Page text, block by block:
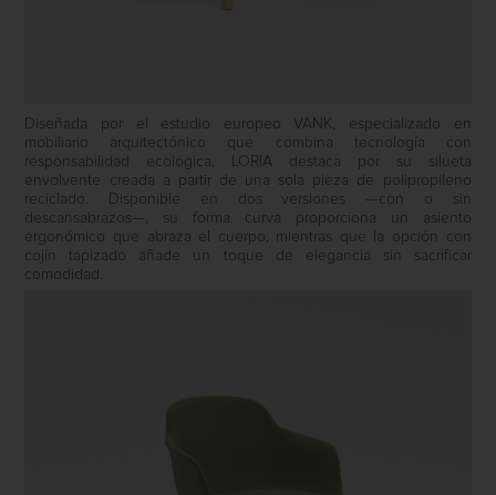
Diseñada por el estudio europeo VANK, especializado en
mobiliario arquitectónico que combina tecnología con
responsabilidad ecológica, LORIA destaca por su silueta
envolvente creada a partir de una sola pieza de polipropileno
reciclado. Disponible en dos versiones —con o sin
descansabrazos—, su forma curva proporciona un asiento
ergonómico que abraza el cuerpo, mientras que la opción con
cojín tapizado añade un toque de elegancia sin sacrificar
comodidad.